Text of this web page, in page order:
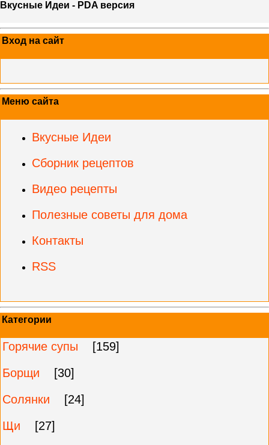
Вкусные Идеи - PDA версия
Вход на сайт
Меню сайта
Вкусные Идеи
Сборник рецептов
Видео рецепты
Полезные советы для дома
Контакты
RSS
Категории
Горячие супы
[159]
Борщи
[30]
Солянки
[24]
Щи
[27]